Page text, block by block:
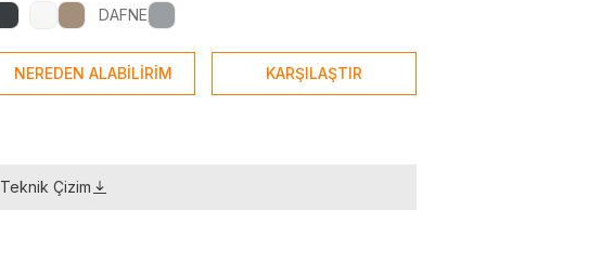
DAFNE
NEREDEN ALABİLİRİM KARŞILAŞTIR
Teknik Çizim